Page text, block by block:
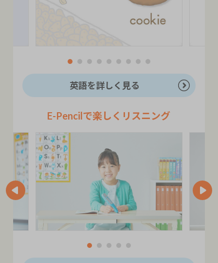
英語を詳しく見る
E-Pencilで楽しくリスニング